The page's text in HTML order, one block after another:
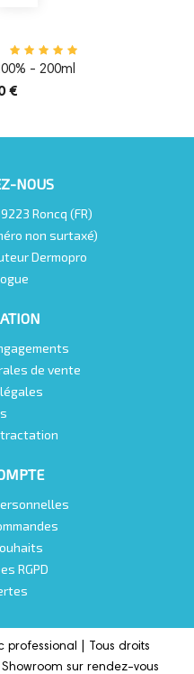
- 200ml
€
NOUS
Roncq (FR)
non surtaxé)
Dermopro
de vente
RGPD
professional |
Tous droits
sur rendez-vous